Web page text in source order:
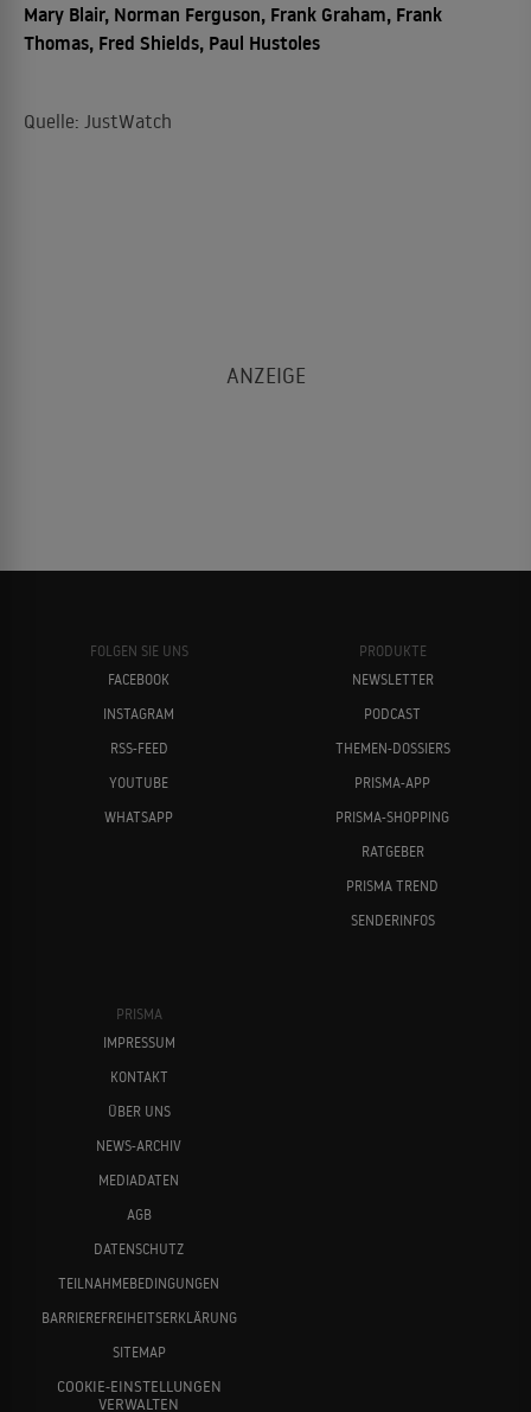
Mary Blair, Norman Ferguson, Frank Graham, Frank
Thomas, Fred Shields, Paul Hustoles
Quelle: JustWatch
FOLGEN SIE UNS
FACEBOOK
INSTAGRAM
RSS-FEED
YOUTUBE
WHATSAPP
PRODUKTE
NEWSLETTER
PODCAST
THEMEN-DOSSIERS
PRISMA-APP
PRISMA-SHOPPING
RATGEBER
PRISMA TREND
SENDERINFOS
PRISMA
IMPRESSUM
KONTAKT
ÜBER UNS
NEWS-ARCHIV
MEDIADATEN
AGB
DATENSCHUTZ
TEILNAHMEBEDINGUNGEN
BARRIEREFREIHEITSERKLÄRUNG
SITEMAP
COOKIE-EINSTELLUNGEN
VERWALTEN